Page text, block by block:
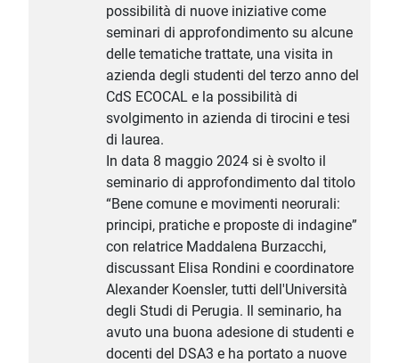
possibilità di nuove iniziative come
seminari di approfondimento su alcune
delle tematiche trattate, una visita in
azienda degli studenti del terzo anno del
CdS ECOCAL e la possibilità di
svolgimento in azienda di tirocini e tesi
di laurea.
In data 8 maggio 2024 si è svolto il
seminario di approfondimento dal titolo
“Bene comune e movimenti neorurali:
principi, pratiche e proposte di indagine”
con relatrice Maddalena Burzacchi,
discussant Elisa Rondini e coordinatore
Alexander Koensler, tutti dell'Università
degli Studi di Perugia. Il seminario, ha
avuto una buona adesione di studenti e
docenti del DSA3 e ha portato a nuove